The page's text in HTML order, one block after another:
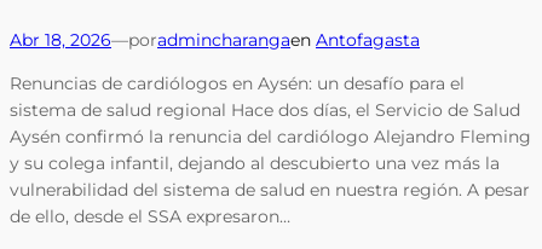
Abr 18, 2026—poradmincharangaen Antofagasta
Renuncias de cardiólogos en Aysén: un desafío para el
sistema de salud regional Hace dos días, el Servicio de Salud
Aysén confirmó la renuncia del cardiólogo Alejandro Fleming
y su colega infantil, dejando al descubierto una vez más la
vulnerabilidad del sistema de salud en nuestra región. A pesar
de ello, desde el SSA expresaron…